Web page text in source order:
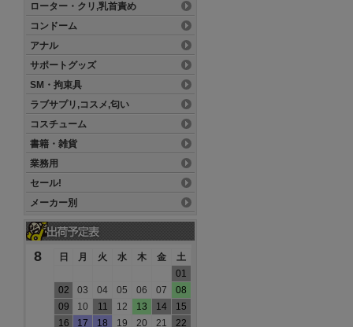
ローター・クリ,乳首責め
コンドーム
アナル
サポートグッズ
SM・拘束具
ラブサプリ,コスメ,匂い
コスチューム
書籍・雑貨
業務用
セール!
メーカー別
8 日 月 火 水 木 金
土
01
02
03 04 05 06 07
08
09
10 11 12 13 14
15
16
17 18 19 20 21
22